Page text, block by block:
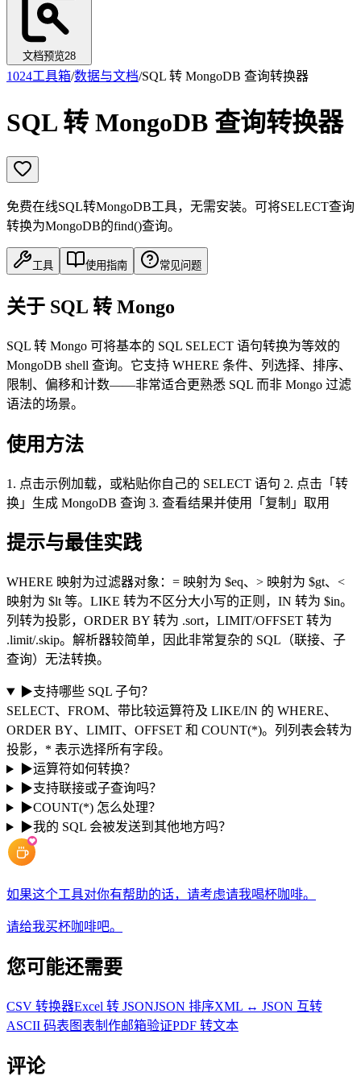
文档预览28
1024工具箱/数据与文档/SQL 转 MongoDB 查询转换器
SQL 转 MongoDB 查询转换器
免费在线SQL转MongoDB工具，无需安装。可将SELECT查询
转换为MongoDB的find()查询。
工具 使用指南 常见问题
关于 SQL 转 Mongo
SQL 转 Mongo 可将基本的 SQL SELECT 语句转换为等效的
MongoDB shell 查询。它支持 WHERE 条件、列选择、排序、
限制、偏移和计数——非常适合更熟悉 SQL 而非 Mongo 过滤
语法的场景。
使用方法
1. 点击示例加载，或粘贴你自己的 SELECT 语句 2. 点击「转
换」生成 MongoDB 查询 3. 查看结果并使用「复制」取用
提示与最佳实践
WHERE 映射为过滤器对象：= 映射为 $eq、> 映射为 $gt、<
映射为 $lt 等。LIKE 转为不区分大小写的正则，IN 转为 $in。
列转为投影，ORDER BY 转为 .sort，LIMIT/OFFSET 转为
.limit/.skip。解析器较简单，因此非常复杂的 SQL（联接、子
查询）无法转换。
▶支持哪些 SQL 子句？
SELECT、FROM、带比较运算符及 LIKE/IN 的 WHERE、
ORDER BY、LIMIT、OFFSET 和 COUNT(*)。列列表会转为
投影，* 表示选择所有字段。
▶运算符如何转换？
▶支持联接或子查询吗？
▶COUNT(*) 怎么处理？
▶我的 SQL 会被发送到其他地方吗？
如果这个工具对你有帮助的话，请考虑请我喝杯咖啡。
请给我买杯咖啡吧。
您可能还需要
CSV 转换器Excel 转 JSONJSON 排序XML ↔ JSON 互转
ASCII 码表 图表制作邮箱验证PDF 转文本
评论